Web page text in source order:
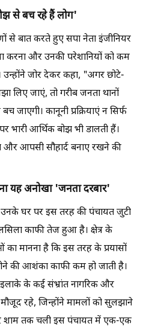
से बच रहे हैं लोग'
से बात करते हुए सपा नेता इंजीनियर
करना और उनकी परेशानियों को कम
उन्होंने जोर देकर कहा, "अगर छोटे-
जाएं, तो गरीब जनता थानों
कानूनी प्रक्रियाएं न सिर्फ
भारी आर्थिक बोझ भी डालती हैं।
और आपसी सौहार्द बनाए रखने की
यह अनोखा 'जनता दरबार'
घर पर इस तरह की पंचायत जुटी
काफी तेज हुआ है। क्षेत्र के
का मानना है कि इस तरह के प्रयासों
की आशंका काफी कम हो जाती है।
के कई संभ्रांत नागरिक और
मौजूद रहे, जिन्होंने मामलों को सुलझाने
शाम तक चली इस पंचायत में एक-एक